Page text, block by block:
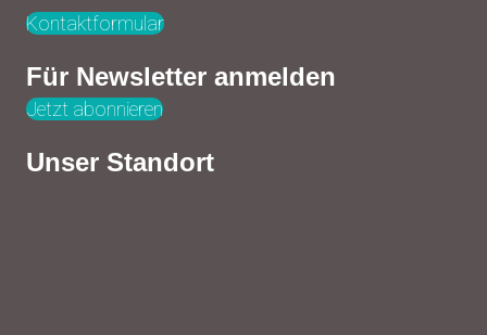
Kontaktformular
Für Newsletter anmelden
Jetzt abonnieren
Unser Standort